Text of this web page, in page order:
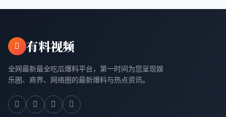
有料视频
全网最新最全吃瓜爆料平台，第一时间为您呈现娱
乐圈、商界、网络圈的最新爆料与热点资讯。